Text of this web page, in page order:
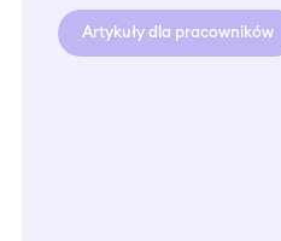
Artykuły dla pracowników